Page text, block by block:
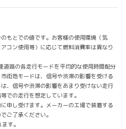
もとでの値です。お客様の使用環境（気
コン使用等）に応じて燃料消費率は異なり
道路の各走行モードを平均的な使用時間配分
街地モードは、信号や渋滞の影響を受ける
、信号や渋滞の影響をあまり受けない走行
での走行を想定しています。
申し受けます。メーカーの工場で装着する
ご了承ください。
す。